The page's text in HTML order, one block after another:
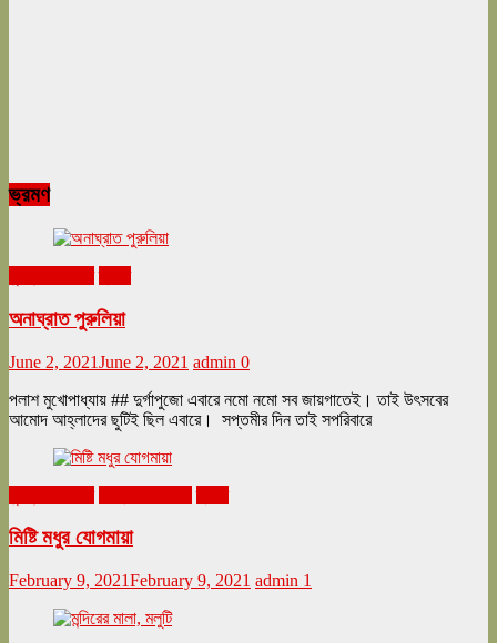
ভ্রমণ
অনাঘ্রাত পুরুলিয়া
June 2, 2021June 2, 2021 admin 0
পলাশ মুখোপাধ্যায় ## দুর্গাপুজো এবারে নমো নমো সব জায়গাতেই। তাই উৎসবের
আমোদ আহ্লাদের ছুটিই ছিল এবারে। সপ্তমীর দিন তাই সপরিবারে
মিষ্টি মধুর যোগমায়া
February 9, 2021February 9, 2021 admin 1